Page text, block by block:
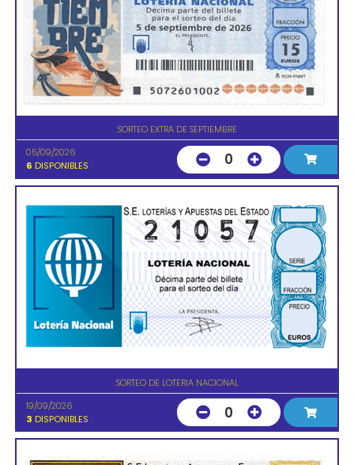
SORTEO EXTRA DE SEPTIEMBRE
05/09/2026
6 DISPONIBLES 0
SORTEO DE LOTERIA NACIONAL
19/09/2026
3 DISPONIBLES 0